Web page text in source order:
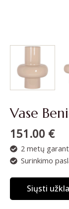
Vase
151.00 €
2 metų
Surinkimo
Siųsti